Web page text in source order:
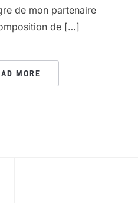
de mon partenaire
de […]
MORE